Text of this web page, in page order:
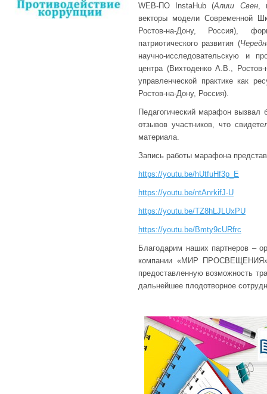
WEB-ПО InstaHub (Алиш Свен,
векторы модели Современной
Ростов-на-Дону, Россия),
патриотического развития (
научно-исследовательскую и
центра (Вихтоденко А.В., Ростов-
управленческой практике как
Ростов-на-Дону, Россия).
Педагогический марафон вызвал
отзывов участников, что
материала.
Запись работы марафона
https://youtu.be/hUtfuHf3p_E
https://youtu.be/ntAnrkifJ-U
https://youtu.be/TZ8hLJLUxPU
https://youtu.be/Bmty9cURfrc
Благодарим наших партнеров –
компании «МИР ПРОСВЕЩЕНИЯ»
предоставленную возможность
дальнейшее плодотворное